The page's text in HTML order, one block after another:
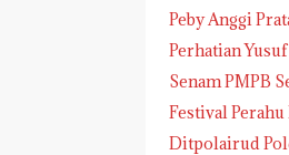
Peby Anggi
Perhatian
Senam PMPB
Festival
Ditpolairud